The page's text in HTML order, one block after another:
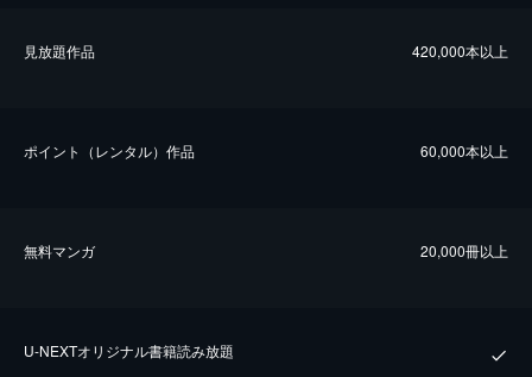
⾒放題作品 420,000本以上
ポイント（レンタル）作品 60,000本以上
無料マンガ 20,000冊以上
U-NEXTオリジナル書籍読み放題